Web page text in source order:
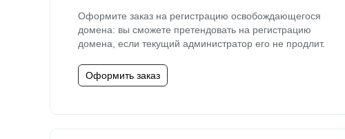
Оформите заказ на регистрацию освобождающегося
домена: вы сможете претендовать на регистрацию
домена, если текущий администратор его не продлит.
Оформить заказ